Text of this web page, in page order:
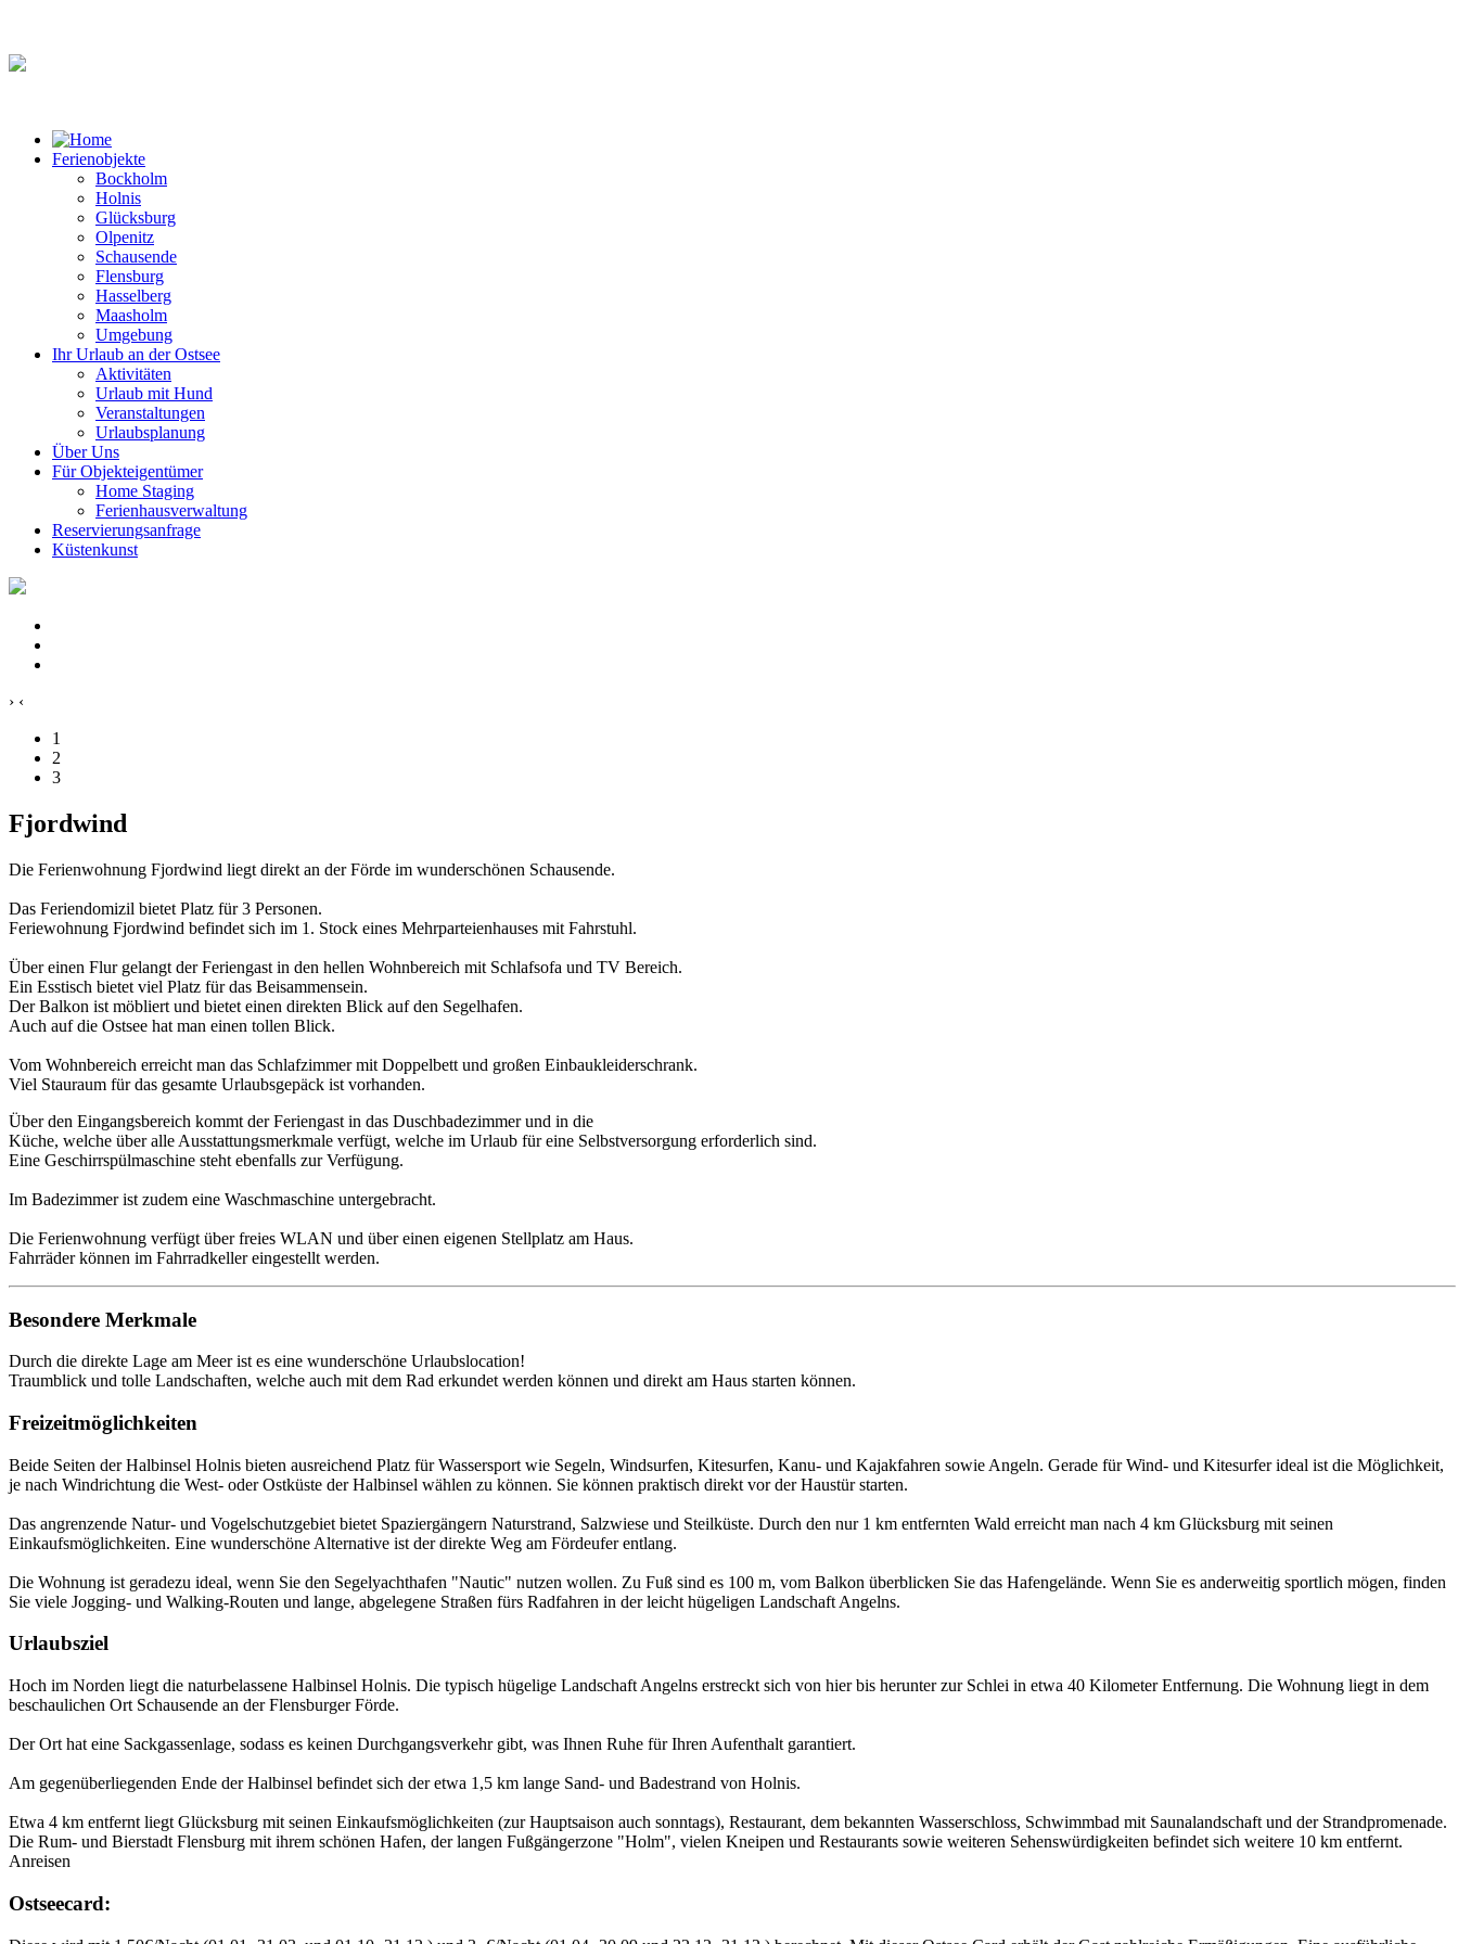
Ferienobjekte
Bockholm
Holnis
Glücksburg
Olpenitz
Schausende
Flensburg
Hasselberg
Maasholm
Umgebung
Ihr Urlaub an der Ostsee
Aktivitäten
Urlaub mit Hund
Veranstaltungen
Urlaubsplanung
Über Uns
Für Objekteigentümer
Home Staging
Ferienhausverwaltung
Reservierungsanfrage
Küstenkunst
› ‹
1
2
3
Fjordwind
Die Ferienwohnung Fjordwind liegt direkt an der Förde im wunderschönen Schausende.
Das Feriendomizil bietet Platz für 3 Personen.
Feriewohnung Fjordwind befindet sich im 1. Stock eines Mehrparteienhauses mit Fahrstuhl.
Über einen Flur gelangt der Feriengast in den hellen Wohnbereich mit Schlafsofa und TV Bereich.
Ein Esstisch bietet viel Platz für das Beisammensein.
Der Balkon ist möbliert und bietet einen direkten Blick auf den Segelhafen.
Auch auf die Ostsee hat man einen tollen Blick.
Vom Wohnbereich erreicht man das Schlafzimmer mit Doppelbett und großen Einbaukleiderschrank.
Viel Stauraum für das gesamte Urlaubsgepäck ist vorhanden.
Über den Eingangsbereich kommt der Feriengast in das Duschbadezimmer und in die
Küche, welche über alle Ausstattungsmerkmale verfügt, welche im Urlaub für eine Selbstversorgung erforderlich sind.
Eine Geschirrspülmaschine steht ebenfalls zur Verfügung.
Im Badezimmer ist zudem eine Waschmaschine untergebracht.
Die Ferienwohnung verfügt über freies WLAN und über einen eigenen Stellplatz am Haus.
Fahrräder können im Fahrradkeller eingestellt werden.
Besondere Merkmale
Durch die direkte Lage am Meer ist es eine wunderschöne Urlaubslocation!
Traumblick und tolle Landschaften, welche auch mit dem Rad erkundet werden können und direkt am Haus starten können.
Freizeitmöglichkeiten
Beide Seiten der Halbinsel Holnis bieten ausreichend Platz für Wassersport wie Segeln, Windsurfen, Kitesurfen, Kanu- und Kajakfahren sowie Angeln. Gerade für Wind- und Kitesurfer ideal ist die Möglichkeit,
je nach Windrichtung die West- oder Ostküste der Halbinsel wählen zu können. Sie können praktisch direkt vor der Haustür starten.
Das angrenzende Natur- und Vogelschutzgebiet bietet Spaziergängern Naturstrand, Salzwiese und Steilküste. Durch den nur 1 km entfernten Wald erreicht man nach 4 km Glücksburg mit seinen
Einkaufsmöglichkeiten. Eine wunderschöne Alternative ist der direkte Weg am Fördeufer entlang.
Die Wohnung ist geradezu ideal, wenn Sie den Segelyachthafen "Nautic" nutzen wollen. Zu Fuß sind es 100 m, vom Balkon überblicken Sie das Hafengelände. Wenn Sie es anderweitig sportlich mögen, finden
Sie viele Jogging- und Walking-Routen und lange, abgelegene Straßen fürs Radfahren in der leicht hügeligen Landschaft Angelns.
Urlaubsziel
Hoch im Norden liegt die naturbelassene Halbinsel Holnis. Die typisch hügelige Landschaft Angelns erstreckt sich von hier bis herunter zur Schlei in etwa 40 Kilometer Entfernung. Die Wohnung liegt in dem
beschaulichen Ort Schausende an der Flensburger Förde.
Der Ort hat eine Sackgassenlage, sodass es keinen Durchgangsverkehr gibt, was Ihnen Ruhe für Ihren Aufenthalt garantiert.
Am gegenüberliegenden Ende der Halbinsel befindet sich der etwa 1,5 km lange Sand- und Badestrand von Holnis.
Etwa 4 km entfernt liegt Glücksburg mit seinen Einkaufsmöglichkeiten (zur Hauptsaison auch sonntags), Restaurant, dem bekannten Wasserschloss, Schwimmbad mit Saunalandschaft und der Strandpromenade.
Die Rum- und Bierstadt Flensburg mit ihrem schönen Hafen, der langen Fußgängerzone "Holm", vielen Kneipen und Restaurants sowie weiteren Sehenswürdigkeiten befindet sich weitere 10 km entfernt.
Anreisen
Ostseecard: